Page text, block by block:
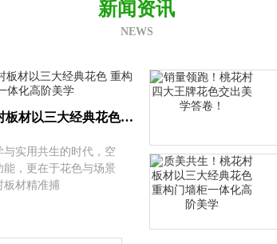
新闻资讯
NEWS
质美共生！桃花村板材以三大经典花色 重构门墙柜一体化高阶美学
实用共生的时代，空
，更在于花色与场景
板材精准捕